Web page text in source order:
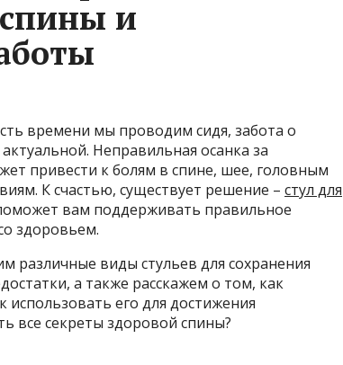
спины и
времени мы проводим сидя, забота о
Неправильная осанка за
привести к болям в спине, шее, головным
К счастью, существует решение – стул для
вам поддерживать правильное
здоровьем.
различные виды стульев для сохранения
а также расскажем о том, как
использовать его для достижения
все секреты здоровой спины?